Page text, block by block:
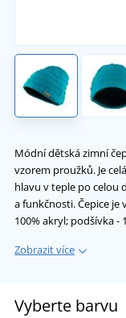
Módní dětská zimní
vzorem proužků. Je
hlavu v teple po celou
a funkčnosti. Čepice
100% akryl; podšívka -
Zobrazit více
Vyberte barvu